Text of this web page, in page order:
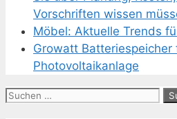
Vorschriften wissen
Möbel: Aktuelle Trends
Growatt Batteriespeicher
Photovoltaikanlage
Suchen